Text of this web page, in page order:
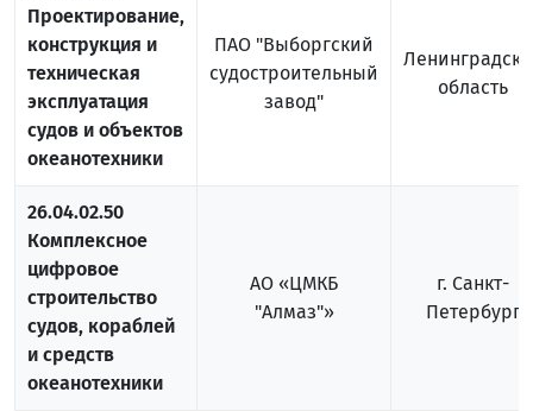
Проектирование,
конструкция и
техническая
эксплуатация
судов и объектов
океанотехники
ПАО "Выборгский
судостроительный
завод"
область
26.04.02.50
Комплексное
цифровое
строительство
судов, кораблей
и средств
океанотехники
АО «ЦМКБ
"Алмаз"»
г. Санкт-
Петербург